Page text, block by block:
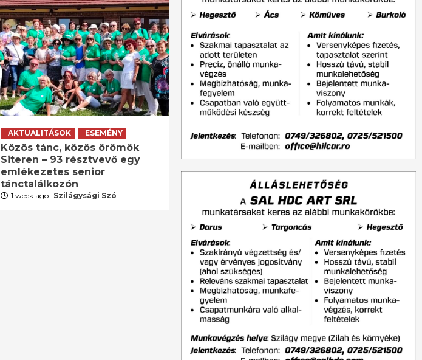
AKTUALITÁSOK ESEMÉNY
Közös tánc, közös örömök
Siteren – 93 résztvevő egy
emlékezetes senior
tánctalálkozón
1 week ago Szilágysági Szó